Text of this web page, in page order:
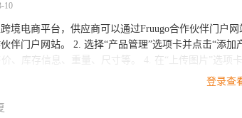
10
电商平台，供应商可以通过Fruugo合作伙伴门户网站上传商品。
添加产品”。 3. 在“添加新产品”页面上，填写产品信息，包括产品名
等。 4. 在“上传图片”选项卡中，上传产品图片，并确保图片符合Fruugo规定的尺寸和格式
传商品时，供应商需要确保产品信息的准确性和完
登录查